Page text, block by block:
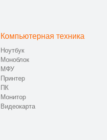
Компьютерная техника
Ноутбук
Моноблок
МФУ
Принтер
ПК
Монитор
Видеокарта